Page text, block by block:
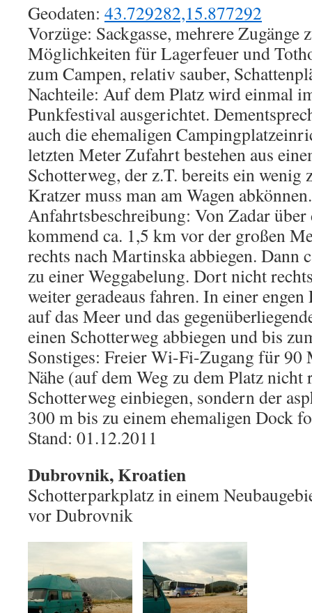
Geodaten: 43.729282,15.877292
Vorzüge: Sackgasse, mehrere Zugänge
Möglichkeiten für Lagerfeuer und
zum Campen, relativ sauber,
Nachteile: Auf dem Platz wird einmal
Punkfestival ausgerichtet.
auch die ehemaligen
letzten Meter Zufahrt bestehen aus
Schotterweg, der z.T. bereits ein wenig
Kratzer muss man am Wagen abkönnen.
Anfahrtsbeschreibung: Von Zadar über
kommend ca. 1,5 km vor der großen
rechts nach Martinska abbiegen. Dann
zu einer Weggabelung. Dort nicht
weiter geradeaus fahren. In einer
auf das Meer und das
einen Schotterweg abbiegen und bis
Sonstiges: Freier Wi-Fi-Zugang für 90
Nähe (auf dem Weg zu dem Platz nicht
Schotterweg einbiegen, sondern der
300 m bis zu einem ehemaligen Dock
Stand: 01.12.2011
Dubrovnik, Kroatien
Schotterparkplatz in einem
vor Dubrovnik